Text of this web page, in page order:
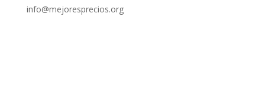
info@mejoresprecios.org